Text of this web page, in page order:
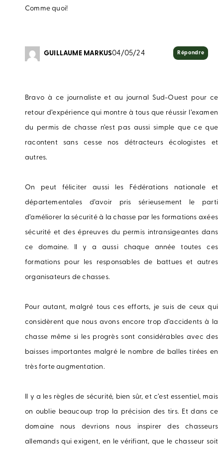
Comme quoi!
GUILLAUME MARKUS04/05/24
Bravo à ce journaliste et au journal Sud-Ouest pour ce
retour d’expérience qui montre à tous que réussir l’examen
du permis de chasse n’est pas aussi simple que ce que
racontent sans cesse nos détracteurs écologistes et
autres.
On peut féliciter aussi les Fédérations nationale et
départementales d’avoir pris sérieusement le parti
d’améliorer la sécurité à la chasse par les formations axées
sécurité et des épreuves du permis intransigeantes dans
ce domaine. Il y a aussi chaque année toutes ces
formations pour les responsables de battues et autres
organisateurs de chasses.
Pour autant, malgré tous ces efforts, je suis de ceux qui
considèrent que nous avons encore trop d’accidents à la
chasse même si les progrès sont considérables avec des
baisses importantes malgré le nombre de balles tirées en
très forte augmentation.
Il y a les règles de sécurité, bien sûr, et c’est essentiel, mais
on oublie beaucoup trop la précision des tirs. Et dans ce
domaine nous devrions nous inspirer des chasseurs
allemands qui exigent, en le vérifiant, que le chasseur soit
Répondre